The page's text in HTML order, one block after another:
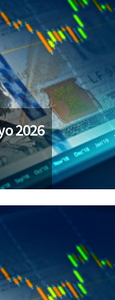
2026